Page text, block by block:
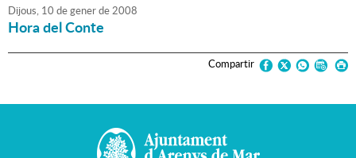
Dijous, 10 degenerde2008
Hora del Conte
Compartir